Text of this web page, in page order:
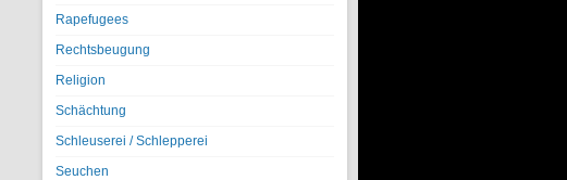
Rapefugees
Rechtsbeugung
Religion
Schächtung
Schleuserei / Schlepperei
Seuchen